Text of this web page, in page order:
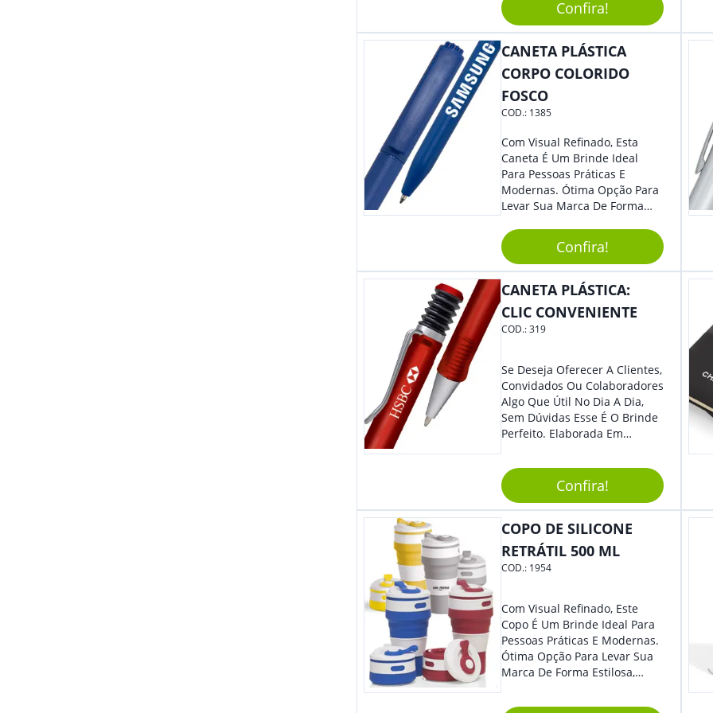
Segurança Ao Carregá-Lo.
Ofereça A Seus Clientes E
Colaboradores, Sem Dúvidas
Eles Irão Adorar.
Confira!
CANETA PLÁSTICA
CORPO COLORIDO
FOSCO
COD.: 1385
Com Visual Refinado, Esta
Caneta É Um Brinde Ideal
Para Pessoas Práticas E
Modernas. Ótima Opção Para
Levar Sua Marca De Forma
Sua Empresa Em Eventos,
Reuniões Corporativas Ou Até
Mesmo Para Presentear
Colaboradores.
Confira!
CANETA PLÁSTICA:
CLIC CONVENIENTE
COD.:319
Se Deseja Oferecer A Clientes,
Convidados Ou Colaboradores
Algo Que Útil No Dia A Dia,
Sem Dúvidas Esse É O Brinde
Perfeito. Elaborada Em
Com Detalhes Em Metal, Essa
Incrível Caneta Esferográfica É
Acionada Na Por Clic Na Parte
Superior.
Confira!
COPO DE SILICONE
RETRÁTIL 500 ML
COD.: 1954
Com Visual Refinado, Este
Copo É Um Brinde Ideal Para
Pessoas Práticas E Modernas.
Ótima Opção Para Levar Sua
Marca De Forma Estilosa,
Empresa Em Eventos,